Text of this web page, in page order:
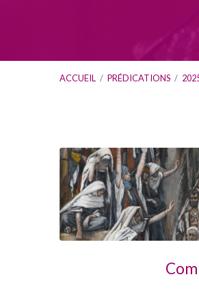
ACCUEIL / PRÉDICATIONS /
from
juin